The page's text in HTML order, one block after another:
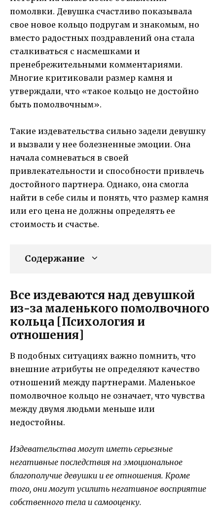
помолвки. Девушка счастливо показывала
свое новое кольцо подругам и знакомым, но
вместо радостных поздравлений она стала
сталкиваться с насмешками и
пренебрежительными комментариями.
Многие критиковали размер камня и
утверждали, что «такое кольцо не достойно
быть помолвочным».
Такие издевательства сильно задели девушку
и вызвали у нее болезненные эмоции. Она
начала сомневаться в своей
привлекательности и способности привлечь
достойного партнера. Однако, она смогла
найти в себе силы и понять, что размер камня
или его цена не должны определять ее
стоимость и счастье.
Содержание
Все издеваются над девушкой
из-за маленького помолвочного
кольца [Психология и
отношения]
В подобных ситуациях важно помнить, что
внешние атрибуты не определяют качество
отношений между партнерами. Маленькое
помолвочное кольцо не означает, что чувства
между двумя людьми меньше или
недостойны.
Издевательства могут иметь серьезные
негативные последствия на эмоциональное
благополучие девушки и ее отношения. Кроме
того, они могут усилить негативное восприятие
собственного тела и самооценку.